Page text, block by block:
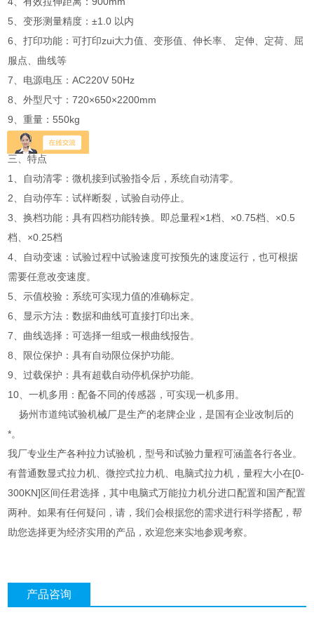
5、变形测量精度：±1.0 以内
6、打印功能：可打印zui大力值、变形值、伸长率、 定伸、定荷、屈
服点、曲线等
7、电源电压：AC220V 50Hz
8、外型尺寸：720×650×2200mm
9、重量：550kg
三、特点
1、自动清零：微机接到试验指令后，系统自动清零。
2、自动停车：试样断裂，试验自动停止。
3、换档功能：具有四档功能转换。即总量程×1档、×0.75档、×0.5
档、×0.25档
4、自动变速：试验过程中试验速度可按预先的速度运行，也可根据
需要任意改变速度。
5、示值校验：系统可实现力值的准确标定。
6、显示方法：数据和曲线可直接打印出来。
7、曲线选择：可选择一组或一根曲线报告。
8、限位保护：具有自动限位保护功能。
9、过载保护：具有超载自动停机保护功能。
10、一机多用：配备不同的传感器，可实现一机多用。
扬州市道纯试验机械厂是生产的老牌企业，是国有企业改制后的
*。
我厂专业生产各种拉力试验机，型号和试验力量程可涵盖各行各业。
有普通数显式拉力机、微控式拉力机、电脑式拉力机，量程大小在[0-
300KN]区间任君选择，其中电脑式万能拉力机分进口配置和国产配置
两种。如果有任何疑问，请，我们会根据您的需求进行科学搭配，帮
助您选择更为经济实用的产品，欢迎您来实地参观考察。
产品咨询